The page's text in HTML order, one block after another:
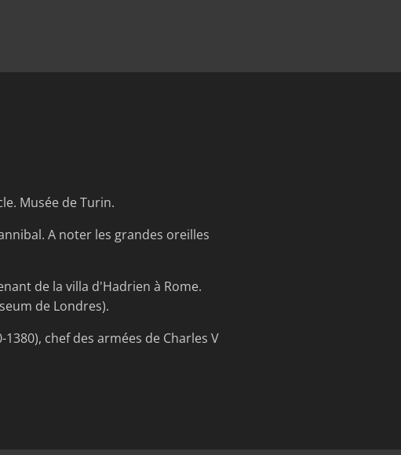
Musée de Turin.
A noter les grandes oreilles
de la villa d'Hadrien à Rome.
de Londres).
chef des armées de Charles V